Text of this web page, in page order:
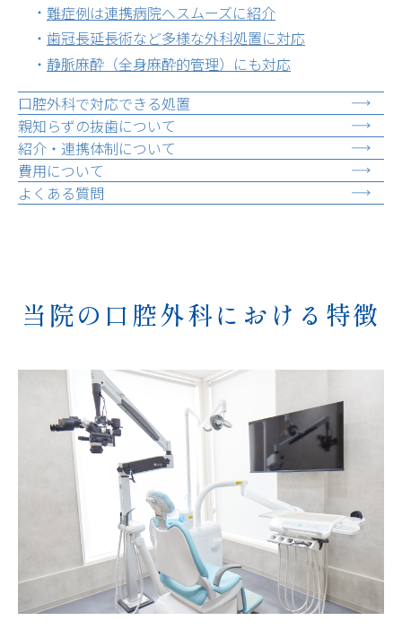
難症例は連携病院へスムーズに紹介
歯冠長延長術など多様な外科処置に対応
静脈麻酔（全身麻酔的管理）にも対応
口腔外科で対応できる処置
親知らずの抜歯について
紹介・連携体制について
費用について
よくある質問
当院の口腔外科における特徴